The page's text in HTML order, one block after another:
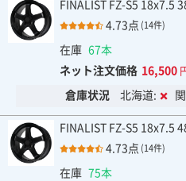
FINALIST FZ-S5 18x7.5
4.73点 (14件)
在庫 67本
ネット注文価格 16,500
倉庫状況 北海道:
FINALIST FZ-S5 18x7.5
4.73点 (14件)
在庫 75本